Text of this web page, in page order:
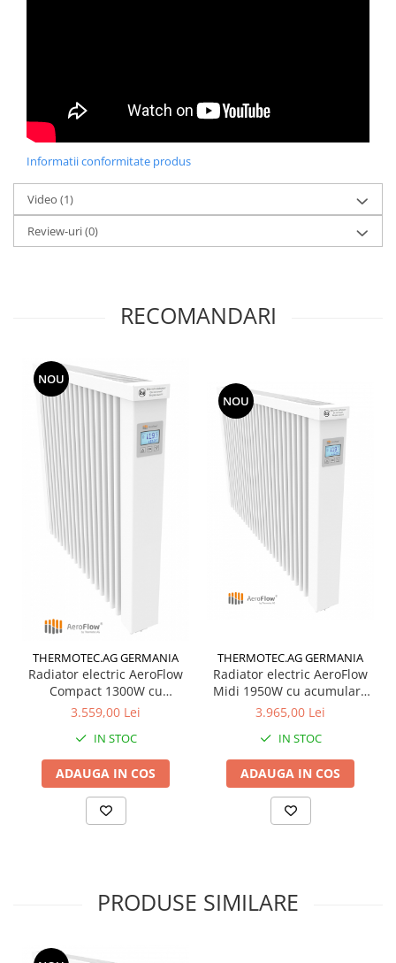
Informatii conformitate produs
Video (1)
Review-uri(0)
RECOMANDARI
NOU
THERMOTEC.AG GERMANIA
Radiator electric AeroFlow
Compact 1300W cu
acumulare de caldura
3.559,00 Lei
IN STOC
ADAUGA IN COS
NOU
THERMOTEC.AG GERMANIA
Radiator electric AeroFlow
Midi 1950W cu acumulare
de caldura pentru camere
3.965,00 Lei
IN STOC
ADAUGA IN COS
PRODUSE SIMILARE